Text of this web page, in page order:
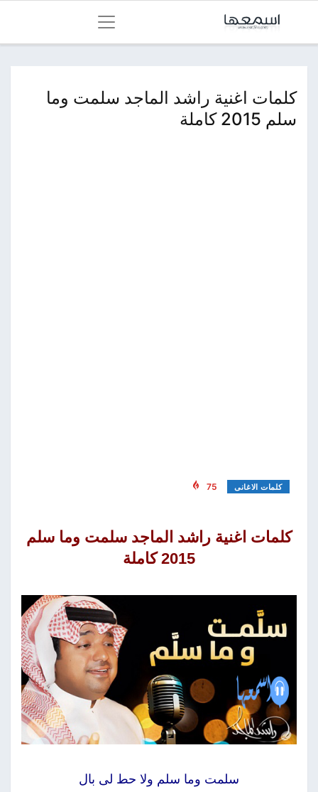
كلمات اغنية راشد الماجد سلمت وما
سلم 2015 كاملة
كلمات الاغانى 75
كلمات اغنية راشد الماجد سلمت وما سلم
2015 كاملة
سلمت وما سلم ولا حط لى بال